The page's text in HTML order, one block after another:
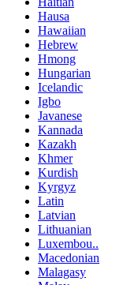
Hausa
Hawaiian
Hebrew
Hmong
Hungarian
Icelandic
Igbo
Javanese
Kannada
Kazakh
Khmer
Kurdish
Kyrgyz
Latin
Latvian
Lithuanian
Luxembou..
Macedonian
Malagasy